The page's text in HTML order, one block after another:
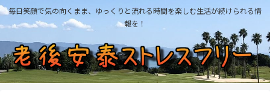
毎日笑顔で気の向くまま、ゆっくりと流れる時間を楽しむ生活が続けられる情
報を！